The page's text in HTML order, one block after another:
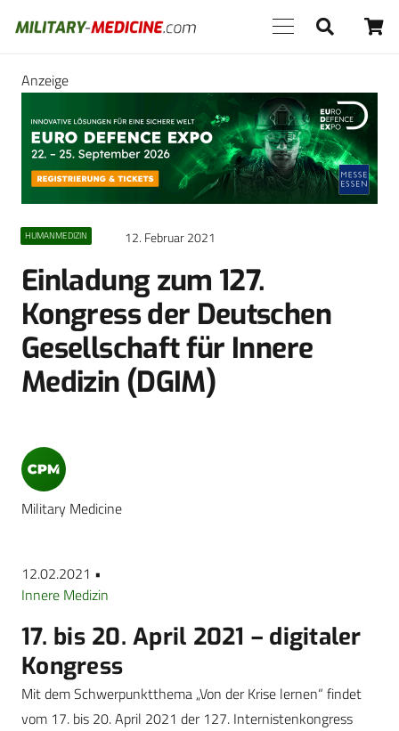
Anzeige
HUMANMEDIZIN 12. Februar 2021
Einladung zum 127.
Kongress der Deutschen
Gesellschaft für Innere
Medizin (DGIM)
Military Medicine
12.02.2021 •
Innere Medizin
17. bis 20. April 2021 – digitaler
Kongress
Mit dem Schwerpunktthema „Von der Krise lernen“ findet
vom 17. bis 20. April 2021 der 127. Internistenkongress